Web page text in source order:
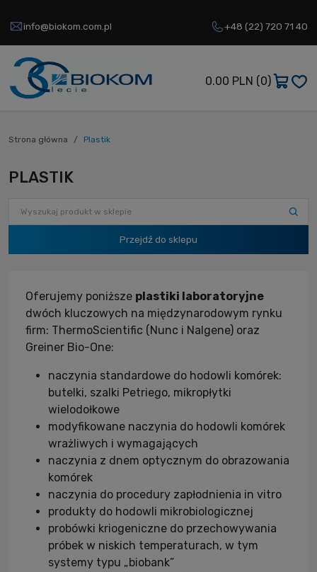
info@biokom.com.pl +48 (22) 720 71 40
0.00 PLN (0)
Strona główna Plastik
PLASTIK
Przejdź do sklepu
Oferujemy poniższe plastiki laboratoryjne
dwóch kluczowych na międzynarodowym rynku
firm: ThermoScientific (Nunc i Nalgene) oraz
Greiner Bio-One:
naczynia standardowe do hodowli komórek:
butelki, szalki Petriego, mikropłytki
wielodołkowe
modyfikowane naczynia do hodowli komórek
wrażliwych i wymagających
naczynia z dnem optycznym do obrazowania
komórek
naczynia do procedury zapłodnienia in vitro
produkty do hodowli mikrobiologicznej
probówki kriogeniczne do przechowywania
próbek w niskich temperaturach, w tym
systemy typu „biobank”